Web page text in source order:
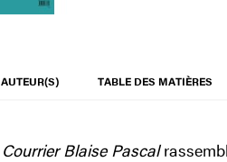
AUTEUR(S) TABLE DES MATIÈRES
Courrier Blaise Pascal